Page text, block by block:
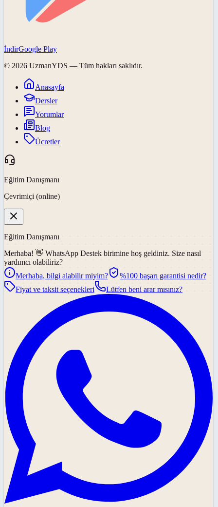
İndirGoogle Play
© 2026 UzmanYDS — Tüm hakları saklıdır.
Anasayfa
Dersler
Yorumlar
Blog
Ücretler
Eğitim Danışmanı
Çevrimiçi (online)
Eğitim Danışmanı
Merhaba! 👋 WhatsApp Destek birimine hoş geldiniz. Size nasıl
yardımcı olabiliriz?
Merhaba, bilgi alabilir miyim?
%100 başarı garantisi nedir?
Fiyat ve taksit seçenekleri
Lütfen beni arar mısınız?